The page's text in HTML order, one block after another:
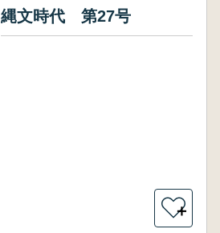
縄文時代 第27号
＋